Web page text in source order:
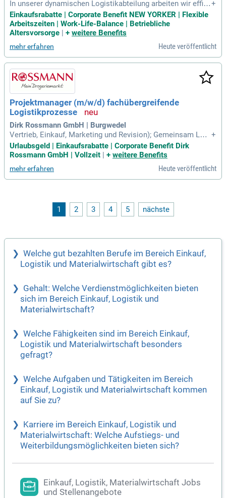
In unserer dynamischen Logistikabteilung arbeiten wir effizi
ent zusammen, um erstklassige Logistik-Strategien zu entw
ickeln. Mit deinem Know-how wirst du ein wertvolles Mitglie
d in dieser aufregenden Branche. Deine Aufgaben umfassen
die Abwicklung von Importsendungen und die Sicherstellung
zollrechtlicher Vorschriften. Du kontrollierst zollrelevante D
okumente und pflegst Stammdaten im ERP-System. Außerd
em bearbeitest du Zollvorgänge in unserer spezifizierten Sof
tware und überwachst deren korrekte Ausführung. Durch en
ge Kommunikation mit internen und externen Partnern trägs
t du maßgeblich zu unserer erfolgreichen Supply Chain bei.
+
Einkaufsrabatte | Corporate Benefit NEW YORKER | Flexible
Arbeitszeiten | Work-Life-Balance | Betriebliche
Altersvorsorge | + weitere Benefits
mehr erfahren Heute veröffentlicht
Projektmanager (m/w/d) fachübergreifende
Logistikprozesse
Dirk Rossmann GmbH | Burgwedel
Vertrieb, Einkauf, Marketing und Revision); Gemeinsam Lös
ungen finden: Sie bringen die richtigen Menschen an einen T
isch, moderieren fachbereichsübergreifende Runden und üb
men, reibungslosen Workflow
+
Urlaubsgeld | Einkaufsrabatte | Corporate Benefit Dirk
Rossmann GmbH | Vollzeit
+ weitere Benefits
mehr erfahren Heute veröffentlicht
1 2 3 4 5 nächste
Welche gut bezahlten Berufe im Bereich Einkauf,
Logistik und Materialwirtschaft gibt es?
Gehalt: Welche Verdienstmöglichkeiten bieten
sich im Bereich Einkauf, Logistik und
Materialwirtschaft?
Welche Fähigkeiten sind im Bereich Einkauf,
Logistik und Materialwirtschaft besonders
gefragt?
Welche Aufgaben und Tätigkeiten im Bereich
Einkauf, Logistik und Materialwirtschaft kommen
auf Sie zu?
Karriere im Bereich Einkauf, Logistik und
Materialwirtschaft: Welche Aufstiegs- und
Weiterbildungsmöglichkeiten bieten sich?
Einkauf, Logistik, Materialwirtschaft Jobs
und Stellenangebote